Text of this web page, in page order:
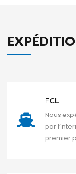
FCL
Nous
par
premier